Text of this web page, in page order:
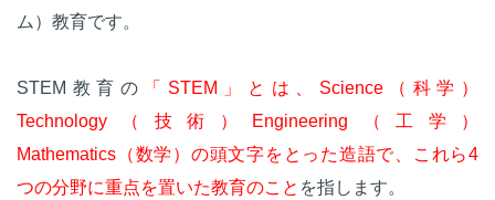
ム）教育です。
STEM教育の
「STEM」とは、Science（科学）
Technology（技術）Engineering（工学）
Mathematics（数学）の頭文字をとった造語で、これら4
つの分野に重点を置いた教育のこと を指します。